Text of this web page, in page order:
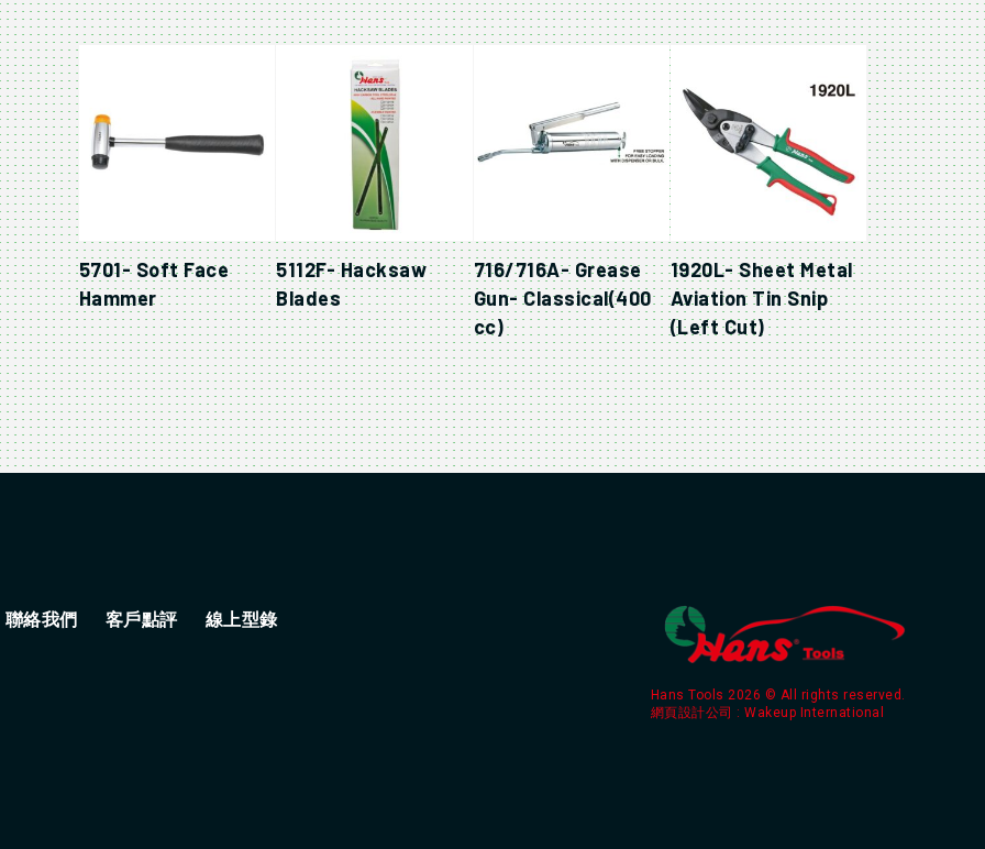
5701- Soft Face
Hammer
5112F- Hacksaw
Blades
716/716A- Grease
Gun- Classical(400
cc)
1920L- Sheet Metal
Aviation Tin Snip
(Left Cut)
聯絡我們 客戶點評 線上型錄
Hans Tools 2026 © All rights reserved.
網頁設計公司 : Wakeup International